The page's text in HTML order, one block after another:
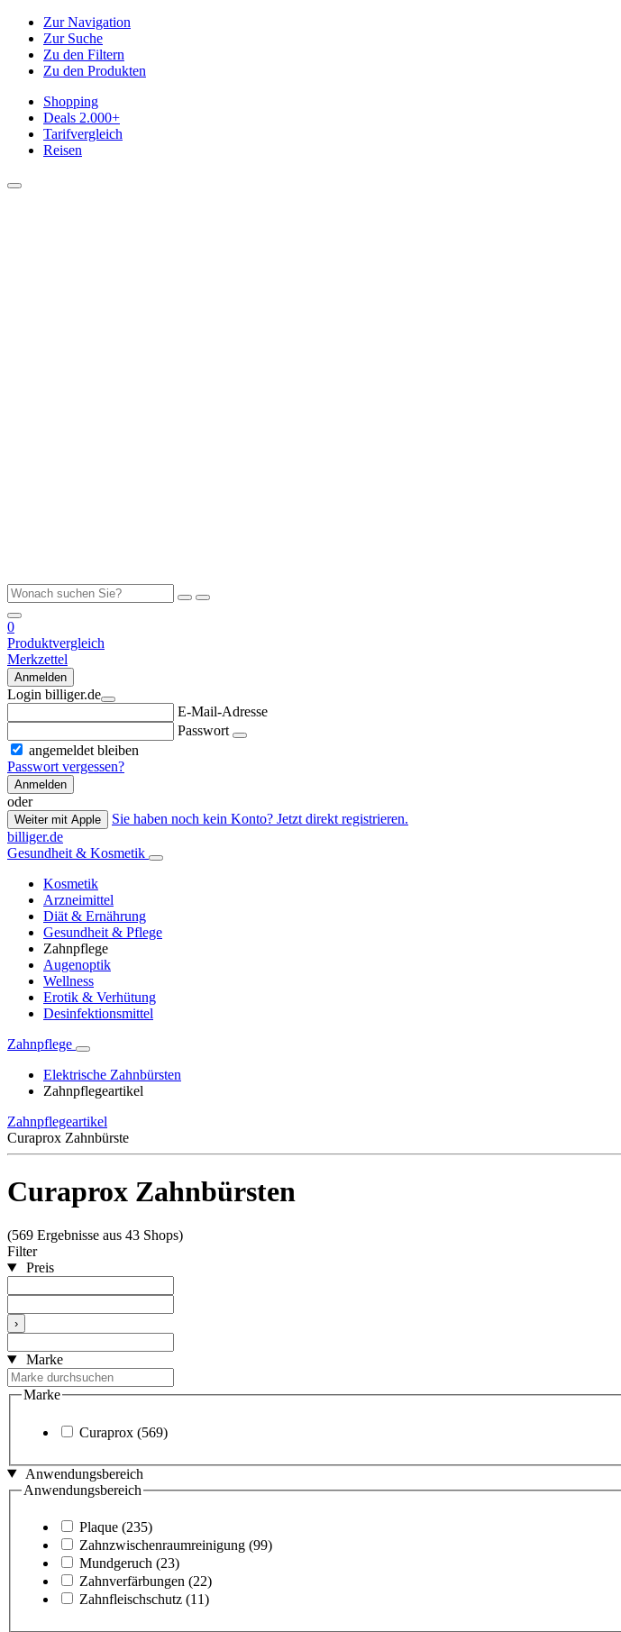
Zur Navigation
Zur Suche
Zu den Filtern
Zu den Produkten
Shopping
Deals 2.000+
Tarifvergleich
Reisen
0
Produktvergleich
Merkzettel
Anmelden
Login billiger.de
E-Mail-Adresse
Passwort
angemeldet bleiben
Passwort vergessen?
Anmelden
oder
Weiter mit Apple
Sie haben noch kein Konto? Jetzt direkt registrieren.
billiger.de
Gesundheit & Kosmetik
Kosmetik
Arzneimittel
Diät & Ernährung
Gesundheit & Pflege
Zahnpflege
Augenoptik
Wellness
Erotik & Verhütung
Desinfektionsmittel
Zahnpflege
Elektrische Zahnbürsten
Zahnpflegeartikel
Zahnpflegeartikel
Curaprox Zahnbürste
Curaprox Zahnbürsten
(569 Ergebnisse aus 43 Shops)
Filter
Preis
›
Marke
Marke
Curaprox (569)
Anwendungsbereich
Anwendungsbereich
Plaque (235)
Zahnzwischenraumreinigung (99)
Mundgeruch (23)
Zahnverfärbungen (22)
Zahnfleischschutz (11)